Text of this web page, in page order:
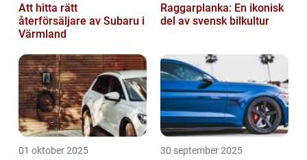
Att hitta rätt
återförsäljare av Subaru i
Värmland
Raggarplanka: En ikonisk
del av svensk bilkultur
01 oktober 2025 30 september 2025